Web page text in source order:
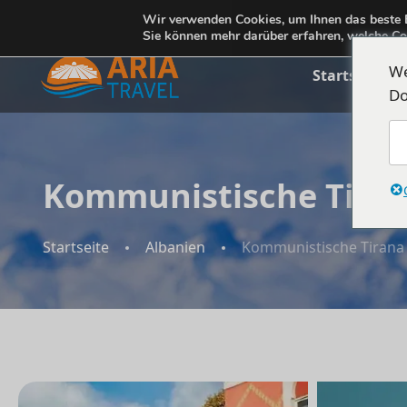
+355692234999 info@ariatravelalbania.com
Startseite
Kommunistische
Startseite Albanien Kommunistische
Wir verwenden Cookies, um Ihnen das
Sie können mehr darüber erfahren, welche